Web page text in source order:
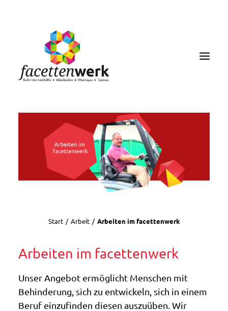
FACETTENBLOG
JOBS & KARRIERE
Start Arbeit Arbeiten im facettenwerk
Arbeiten im facettenwerk
Unser Angebot ermöglicht Menschen mit
Behinderung, sich zu entwickeln, sich in einem
Beruf einzufinden diesen auszuüben. Wir